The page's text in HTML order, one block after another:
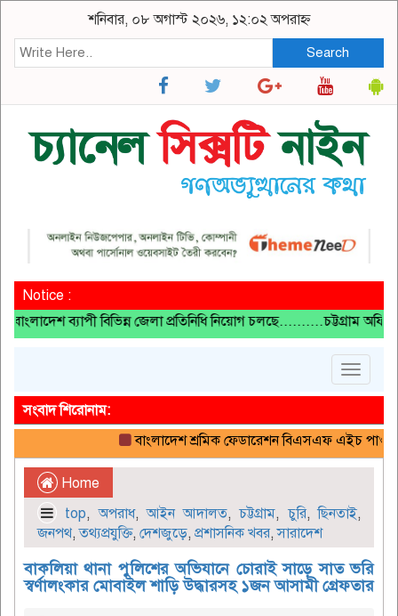
শনিবার, ০৮ অগাস্ট ২০২৬, ১২:০২ অপরাহ্ন
Search
Notice :
ব্যাপী বিভিন্ন জেলা প্রতিনিধি নিয়োগ চলছে..........চট্টগ্রাম অফিস:
Toggle
সংবাদ শিরোনাম:
বাংলাদেশ শ্রমিক ফেডারেশন বিএসএফ এইচ পাওয়ার ও
Home
top,অপরাধ,আইন আদালত,চট্টগ্রাম, চুরি,ছিনতাই,
জনপথ,তথ্যপ্রযুক্তি, দেশজুড়ে, প্রশাসনিক খবর,সারাদেশ
বাকলিয়া থানা পুলিশের অভিযানে চোরাই সাড়ে সাত ভরি
স্বর্ণালংকার মোবাইল শাড়ি উদ্ধারসহ ১জন আসামী গ্রেফতার